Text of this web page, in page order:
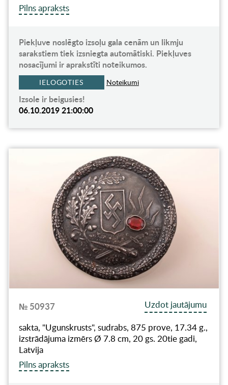
Pilns apraksts
Piekļuve noslēgto izsoļu gala cenām un likmju
sarakstiem tiek izsniegta automātiski. Piekļuves
nosacījumi ir aprakstīti noteikumos.
IELOGOTIES Noteikumi
Izsole ir beigusies!
06.10.2019 21:00:00
№ 50937
Uzdot jautājumu
sakta, "Ugunskrusts", sudrabs, 875 prove, 17.34 g.,
izstrādājuma izmērs Ø 7.8 cm, 20 gs. 20tie gadi,
Latvija
Pilns apraksts